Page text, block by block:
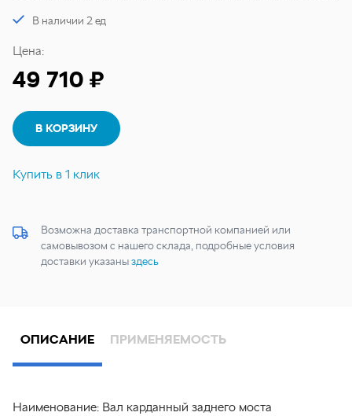
В наличии 2 ед
Цена:
49 710 ₽
В КОРЗИНУ
Купить в 1 клик
Возможна доставка транспортной компанией или
самовывозом с нашего склада, подробные условия
доставки указаныздесь
ОПИСАНИЕ ПРИМЕНЯЕМОСТЬ
Наименование: Вал карданный заднего моста